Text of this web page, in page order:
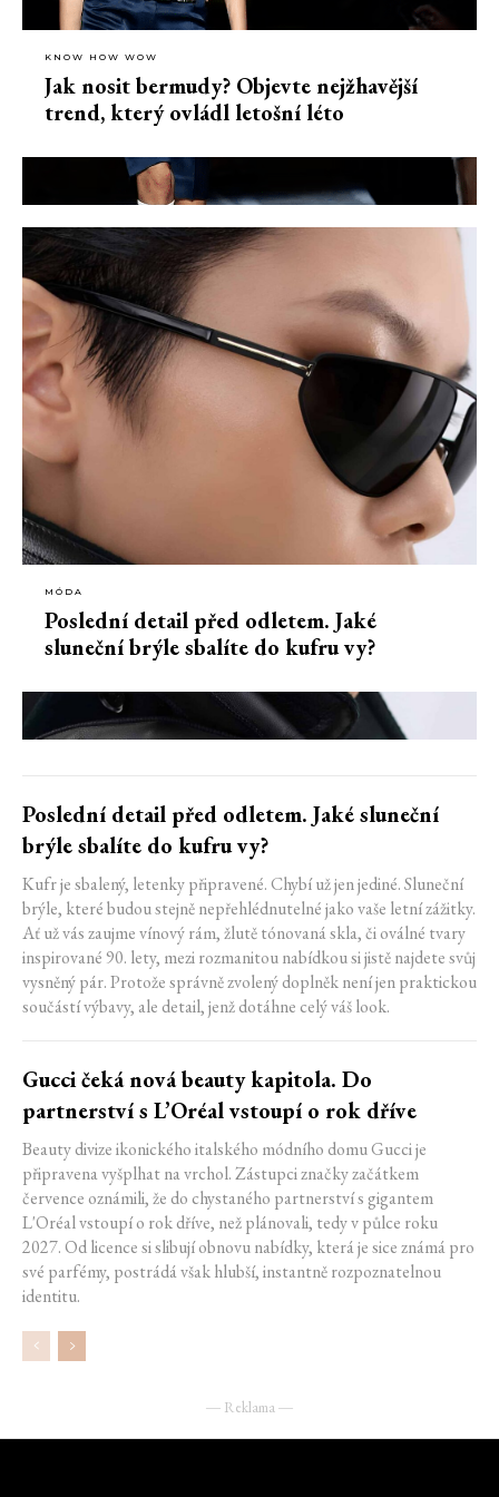
KNOW HOW WOW
Jak nosit bermudy? Objevte nejžhavější
trend, který ovládl letošní léto
MÓDA
Poslední detail před odletem. Jaké
sluneční brýle sbalíte do kufru vy?
Poslední detail před odletem. Jaké sluneční
brýle sbalíte do kufru vy?
Kufr je sbalený, letenky připravené. Chybí už jen jediné. Sluneční
brýle, které budou stejně nepřehlédnutelné jako vaše letní zážitky.
Ať už vás zaujme vínový rám, žlutě tónovaná skla, či oválné tvary
inspirované 90. lety, mezi rozmanitou nabídkou si jistě najdete svůj
vysněný pár. Protože správně zvolený doplněk není jen praktickou
součástí výbavy, ale detail, jenž dotáhne celý váš look.
Gucci čeká nová beauty kapitola. Do
partnerství s L’Oréal vstoupí o rok dříve
Beauty divize ikonického italského módního domu Gucci je
připravena vyšplhat na vrchol. Zástupci značky začátkem
července oznámili, že do chystaného partnerství s gigantem
L'Oréal vstoupí o rok dříve, než plánovali, tedy v půlce roku
2027. Od licence si slibují obnovu nabídky, která je sice známá pro
své parfémy, postrádá však hlubší, instantně rozpoznatelnou
identitu.
― Reklama ―